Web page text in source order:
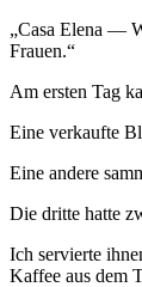
„Casa Elena —
Frauen.“
Am ersten Tag
Eine verkaufte
Eine andere
Die dritte hatte
Ich servierte
Kaffee aus dem